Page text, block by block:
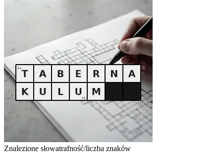
Znalezione słowatrafność/liczba znaków